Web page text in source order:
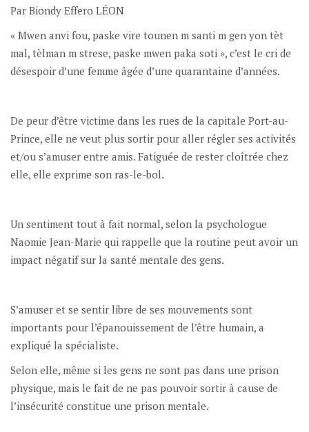
Par Biondy Effero LÉON
« Mwen anvi fou, paske vire tounen m santi m gen yon tèt
mal, tèlman m strese, paske mwen paka soti », c’est le cri de
désespoir d’une femme âgée d’une quarantaine d’années.
De peur d’être victime dans les rues de la capitale Port-au-
Prince, elle ne veut plus sortir pour aller régler ses activités
et/ou s’amuser entre amis. Fatiguée de rester cloîtrée chez
elle, elle exprime son ras-le-bol.
Un sentiment tout à fait normal, selon la psychologue
Naomie Jean-Marie qui rappelle que la routine peut avoir un
impact négatif sur la santé mentale des gens.
S’amuser et se sentir libre de ses mouvements sont
importants pour l’épanouissement de l’être humain, a
expliqué la spécialiste.
Selon elle, même si les gens ne sont pas dans une prison
physique, mais le fait de ne pas pouvoir sortir à cause de
l’insécurité constitue une prison mentale.